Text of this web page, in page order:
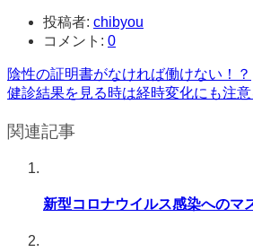
投稿者: chibyou
コメント: 0
陰性の証明書がなければ働けない！？
健診結果を見る時は経時変化にも注意
関連記事
新型コロナウイルス感染へのマ